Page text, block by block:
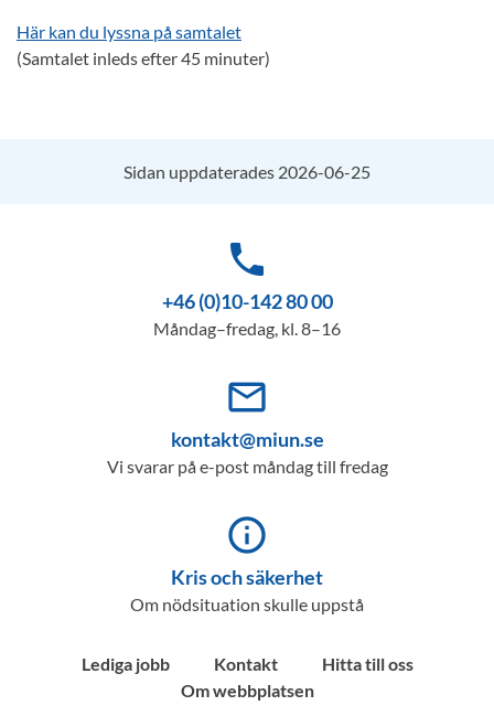
Här kan du lyssna på samtalet
(Samtalet inleds efter 45 minuter)
Sidan uppdaterades 2026-06-25
phone
+46 (0)10-142 80 00
Måndag–fredag, kl. 8–16
mail_outline
kontakt@miun.se
Vi svarar på e-post måndag till fredag
info_outline
Kris och säkerhet
Om nödsituation skulle uppstå
Lediga jobb Kontakt
Hitta till oss
Om webbplatsen